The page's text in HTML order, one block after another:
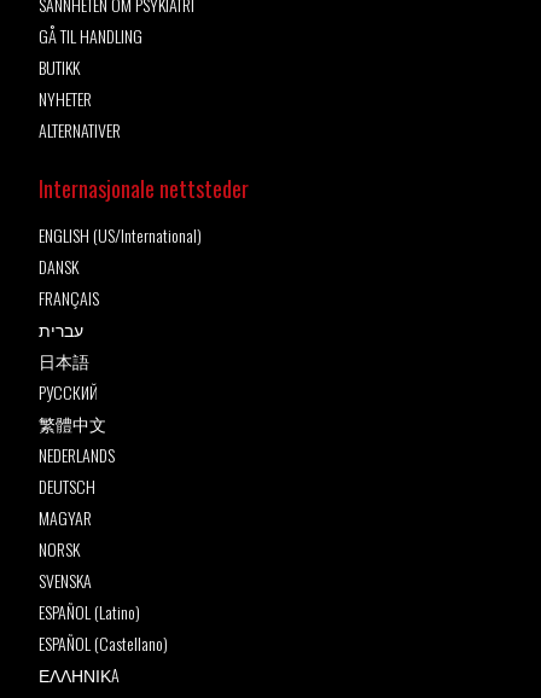
GÅ TIL HANDLING
BUTIKK
NYHETER
ALTERNATIVER
Internasjonale nettsteder
ENGLISH (US/International)
DANSK
FRANÇAIS
עברית
日本語
РУССКИЙ
繁體中文
NEDERLANDS
DEUTSCH
MAGYAR
NORSK
SVENSKA
ESPAÑOL (Latino)
ESPAÑOL (Castellano)
ΕΛΛΗΝΙΚA